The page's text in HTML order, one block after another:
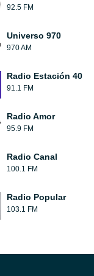
92.5 FM
Universo 970
970 AM
Radio Estación 40
91.1 FM
Radio Amor
95.9 FM
Radio Canal
100.1 FM
Radio Popular
103.1 FM